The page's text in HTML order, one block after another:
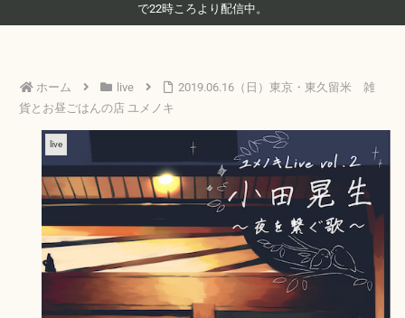
で22時ころより配信中。
ホーム live
2019.06.16（日）東京・東久留米 雑
貨とお昼ごはんの店 ユメノキ
live